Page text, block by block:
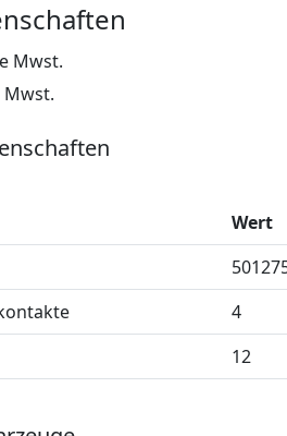
Mwst.
Mwst.
Wert
4
12